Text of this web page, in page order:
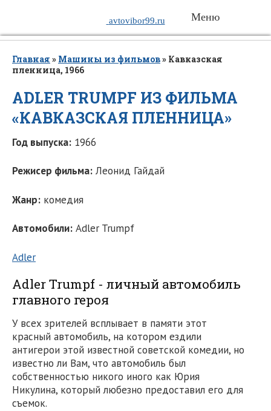
avtovibor99.ru Меню
Главная » Машины из фильмов» Кавказская
пленница, 1966
ADLER TRUMPF ИЗ ФИЛЬМА
«КАВКАЗСКАЯ ПЛЕННИЦА»
Год выпуска: 1966
Режисер фильма: Леонид Гайдай
Жанр: комедия
Автомобили: Adler Trumpf
Adler
Adler Trumpf - личный автомобиль
главного героя
У всех зрителей всплывает в памяти этот
красный автомобиль, на котором ездили
антигерои этой известной советской комедии, но
известно ли Вам, что автомобиль был
собственностью никого иного как Юрия
Никулина, который любезно предоставил его для
съемок.